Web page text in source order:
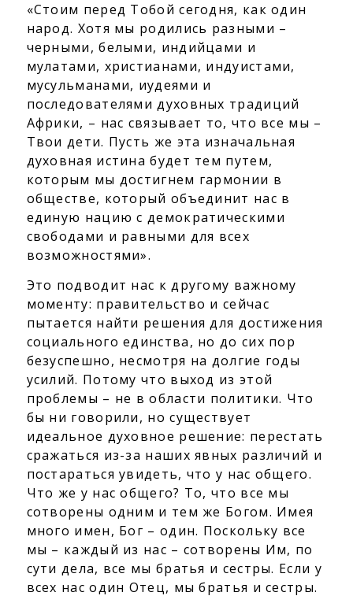
«Стоим перед Тобой сегодня, как один
народ. Хотя мы родились разными –
черными, белыми, индийцами и
мулатами, христианами, индуистами,
мусульманами, иудеями и
последователями духовных традиций
Африки, – нас связывает то, что все мы –
Твои дети. Пусть же эта изначальная
духовная истина будет тем путем,
которым мы достигнем гармонии в
обществе, который объединит нас в
единую нацию с демократическими
свободами и равными для всех
возможностями».
Это подводит нас к другому важному
моменту: правительство и сейчас
пытается найти решения для достижения
социального единства, но до сих пор
безуспешно, несмотря на долгие годы
усилий. Потому что выход из этой
проблемы – не в области политики. Что
бы ни говорили, но существует
идеальное духовное решение: перестать
сражаться из-за наших явных различий и
постараться увидеть, что у нас общего.
Что же у нас общего? То, что все мы
сотворены одним и тем же Богом. Имея
много имен, Бог – один. Поскольку все
мы – каждый из нас – сотворены Им, по
сути дела, все мы братья и сестры. Если у
всех нас один Отец, мы братья и сестры.